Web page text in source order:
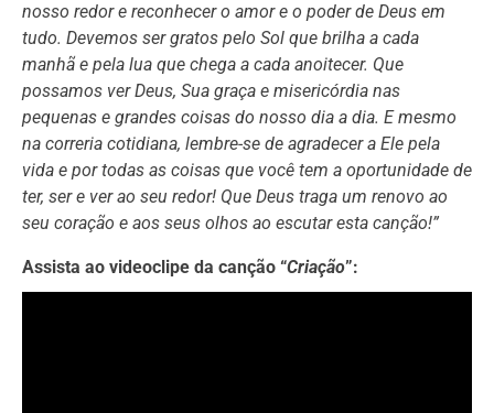
nosso redor e reconhecer o amor e o poder de Deus em
tudo. Devemos ser gratos pelo Sol que brilha a cada
manhã e pela lua que chega a cada anoitecer. Que
possamos ver Deus, Sua graça e misericórdia nas
pequenas e grandes coisas do nosso dia a dia. E mesmo
na correria cotidiana, lembre-se de agradecer a Ele pela
vida e por todas as coisas que você tem a oportunidade de
ter, ser e ver ao seu redor! Que Deus traga um renovo ao
seu coração e aos seus olhos ao escutar esta canção!”
Assista ao videoclipe da canção “Criação”: